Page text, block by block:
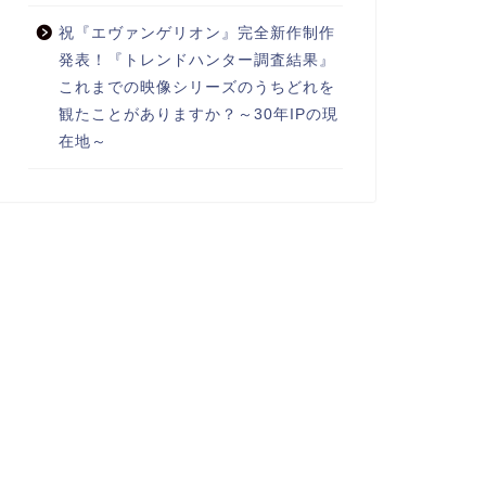
祝『エヴァンゲリオン』完全新作制作
発表！『トレンドハンター調査結果』
これまでの映像シリーズのうちどれを
観たことがありますか？～30年IPの現
在地～